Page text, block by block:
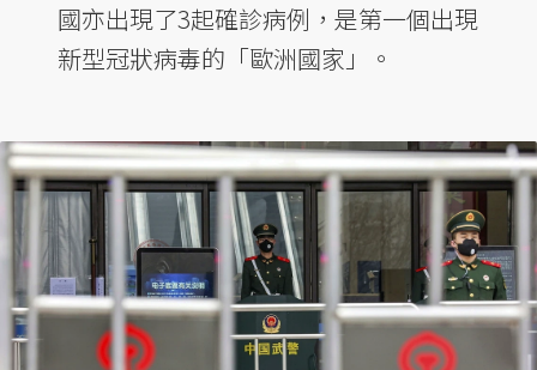
國亦出現了3起確診病例，是第一個出現
新型冠狀病毒的「歐洲國家」。